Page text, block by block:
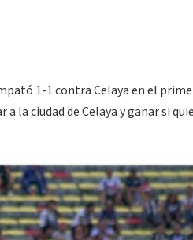
1-1 contra Celaya en el
la ciudad de Celaya y ganar si